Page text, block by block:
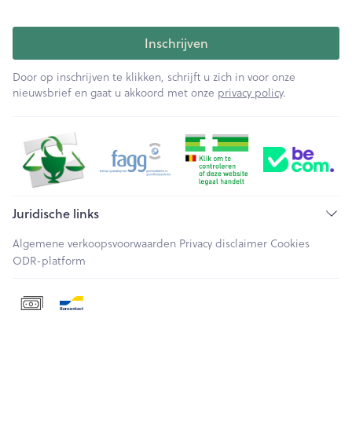
Inschrijven
Door op inschrijven te klikken, schrijft u zich in voor onze
nieuwsbrief en gaat u akkoord met onze privacy policy.
Juridische links
Algemene verkoopsvoorwaarden Privacy disclaimer Cookies
ODR-platform